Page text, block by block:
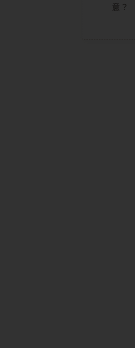
意？